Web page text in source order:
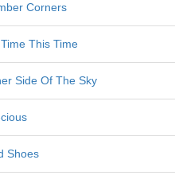
Corners
This Time
Side Of The Sky
Shoes